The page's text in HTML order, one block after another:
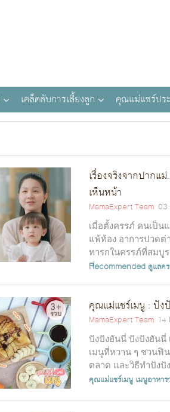
เคล็ดลับการเลี้ยงลูก คุณแม่แชร์ปร
เรื่องจริงจากปาก
เห็นหน้า
MamaExpert Team 03
เมื่อตั้งครรภ์ คนเป็น
แพ้ท้อง อาการปวด
ทารกในครรภ์ที่สมบู
Recommended ดูแลค
คุณแม่แชร์เมนู : ปัง
MamaExpert Team 14
ปังปังฮันนี่ ปังปังฮันนี่
เมนูที่หวาน ๆ ชวนฟิ
ตลาด และวิธีทำปังปั
คุณแม่แชร์เมนู เมนูอาหา